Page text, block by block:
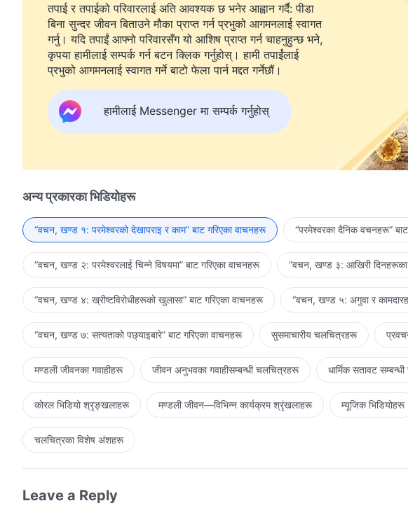
तपाई र तपाईको परिवारलाई अति आवश्यक छ भनेर आह्वान गर्दै: पीडा
बिना सुन्दर जीवन बिताउने मौका प्राप्त गर्न प्रभुको आगमनलाई स्वागत
गर्नु। यदि तपाईं आफ्नो परिवारसँग यो आशिष प्राप्त गर्न चाहनुहुन्छ भने,
कृपया हामीलाई सम्पर्क गर्न बटन क्लिक गर्नुहोस्। हामी तपाईंलाई
प्रभुको आगमनलाई स्वागत गर्ने बाटो फेला पार्न मद्दत गर्नेछौं।
हामीलाई Messenger मा सम्पर्क गर्नुहोस्
अन्य प्रकारका भिडियोहरू
“वचन, खण्ड १: परमेश्‍वरको देखापराइ र काम” बाट गरिएका वाचनहरू “परमेश्‍वरका दैनिक वचनहरू”
“वचन, खण्ड २: परमेश्‍वरलाई चिन्‍ने विषयमा” बाट गरिएका वाचनहरू “वचन, खण्ड ३: आखिरी दिनहरूका
“वचन, खण्ड ४: ख्रीष्टविरोधीहरूको खुलासा” बाट गरिएका वाचनहरू “वचन, खण्ड ५: अगुवा र
“वचन, खण्ड ७: सत्यताको पछ्याइबारे” बाट गरिएका वाचनहरू सुसमाचारीय चलचित्रहरू
मण्डली जीवनका गवाहीहरू जीवन अनुभवका गवाहीसम्‍बन्धी चलचित्रहरू धार्मिक सतावट
कोरल भिडियो श्रृङ्खलाहरू मण्डली जीवन—विभिन्‍न कार्यक्रम श्रृंखलाहरू म्यूजिक भिडियोहरू
चलचित्रका विशेष अंशहरू
Leave a Reply